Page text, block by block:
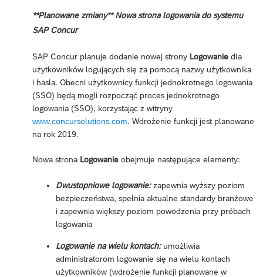
**Planowane zmiany** Nowa strona logowania do systemu
SAP Concur
SAP Concur planuje dodanie nowej strony Logowanie dla
użytkowników logujących się za pomocą nazwy użytkownika
i hasła. Obecni użytkownicy funkcji jednokrotnego logowania
(SSO) będą mogli rozpocząć proces jednokrotnego
logowania (SSO), korzystając z witryny
www.concursolutions.com. Wdrożenie funkcji jest planowane
na rok 2019.
Nowa strona Logowanie obejmuje następujące elementy:
Dwustopniowe logowanie:zapewnia wyższy poziom
bezpieczeństwa, spełnia aktualne standardy branżowe
i zapewnia większy poziom powodzenia przy próbach
logowania
Logowanie na wielu kontach:umożliwia
administratorom logowanie się na wielu kontach
użytkowników (wdrożenie funkcji planowane w